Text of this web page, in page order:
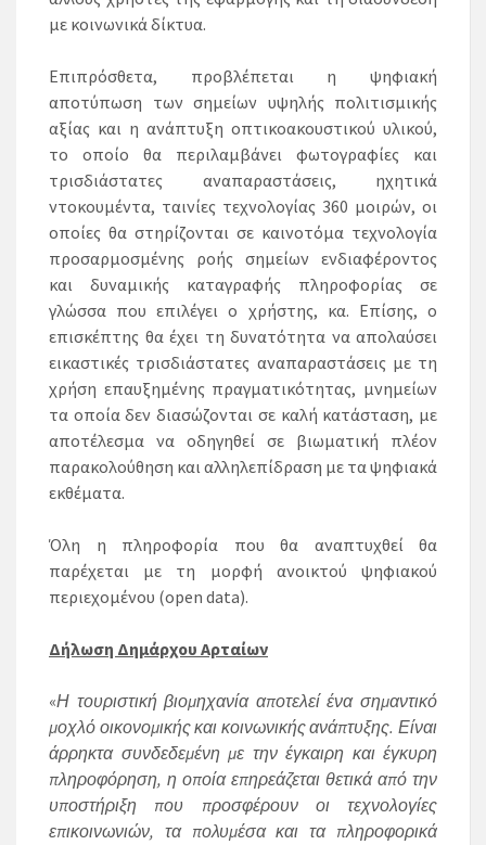
με κοινωνικά δίκτυα.
Επιπρόσθετα, προβλέπεται η ψηφιακή
αποτύπωση των σημείων υψηλής πολιτισμικής
αξίας και η ανάπτυξη οπτικοακουστικού υλικού,
το οποίο θα περιλαμβάνει φωτογραφίες και
τρισδιάστατες αναπαραστάσεις, ηχητικά
ντοκουμέντα, ταινίες τεχνολογίας 360 μοιρών, οι
οποίες θα στηρίζονται σε καινοτόμα τεχνολογία
προσαρμοσμένης ροής σημείων ενδιαφέροντος
και δυναμικής καταγραφής πληροφορίας σε
γλώσσα που επιλέγει ο χρήστης, κα. Επίσης, ο
επισκέπτης θα έχει τη δυνατότητα να απολαύσει
εικαστικές τρισδιάστατες αναπαραστάσεις με τη
χρήση επαυξημένης πραγματικότητας, μνημείων
τα οποία δεν διασώζονται σε καλή κατάσταση, με
αποτέλεσμα να οδηγηθεί σε βιωματική πλέον
παρακολούθηση και αλληλεπίδραση με τα ψηφιακά
εκθέματα.
Όλη η πληροφορία που θα αναπτυχθεί θα
παρέχεται με τη μορφή ανοικτού ψηφιακού
περιεχομένου (open data).
Δήλωση Δημάρχου Αρταίων
«Η τουριστική βιομηχανία αποτελεί ένα σημαντικό
μοχλό οικονομικής και κοινωνικής ανάπτυξης. Είναι
άρρηκτα συνδεδεμένη με την έγκαιρη και έγκυρη
πληροφόρηση, η οποία επηρεάζεται θετικά από την
υποστήριξη που προσφέρουν οι τεχνολογίες
επικοινωνιών, τα πολυμέσα και τα πληροφορικά